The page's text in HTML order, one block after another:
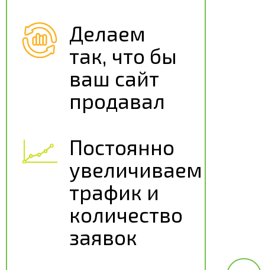
Делаем
так, что бы
ваш сайт
продавал
Постоянно
увеличиваем
трафик и
количество
заявок